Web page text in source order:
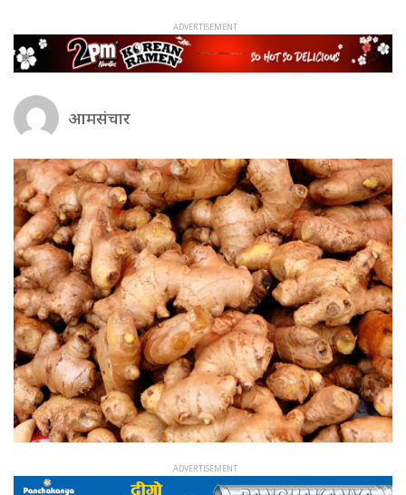
आमसंचार